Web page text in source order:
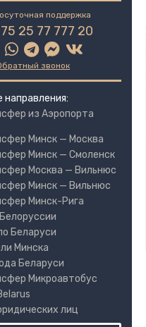
поддержка
25 77 777 20
звонок
направления:
из Аэропорта
Минск — Москва
Минск — Смоленск
Москва — Вильнюс
Минск — Вильнюс
Минск-Рига
Беларуси
Минска
Беларуси
Микроавтобус
лиц